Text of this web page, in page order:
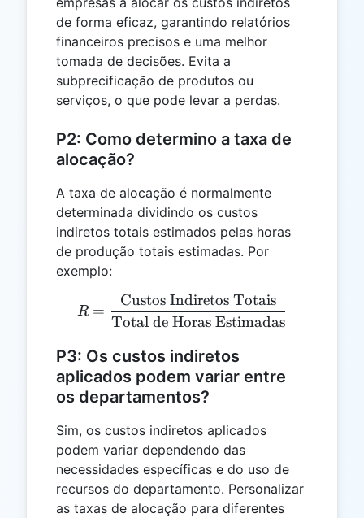
de forma eficaz, garantindo relatórios
financeiros precisos e uma melhor
tomada de decisões. Evita a
subprecificação de produtos ou
serviços, o que pode levar a perdas.
P2: Como determino a taxa de
alocação?
A taxa de alocação é normalmente
determinada dividindo os custos
indiretos totais estimados pelas horas
de produção totais estimadas. Por
exemplo:
R = \frac{\text{Custos
R =
Total de Horas Estimadas
Custos Indiretos Totais
P3: Os custos indiretos
aplicados podem variar entre
os departamentos?
Sim, os custos indiretos aplicados
podem variar dependendo das
necessidades específicas e do uso de
recursos do departamento. Personalizar
as taxas de alocação para diferentes